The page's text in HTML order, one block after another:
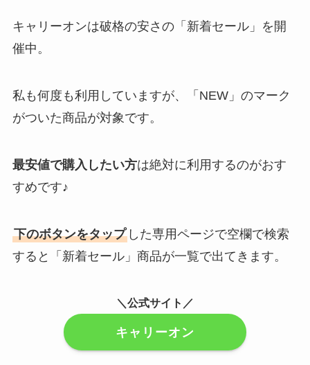
キャリーオンは破格の安さの「新着セール」を開
催中。
私も何度も利用していますが、「NEW」のマーク
がついた商品が対象です。
最安値で購入したい方は絶対に利用するのがおす
すめです♪
下のボタンをタップした専用ページで空欄で検索
すると「新着セール」商品が一覧で出てきます。
＼公式サイト／
キャリーオン